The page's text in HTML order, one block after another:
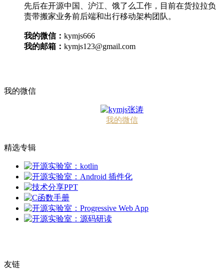
先后在开源中国、沪江、饿了么工作，目前在货拉拉负
责带搬家业务前后端和出行移动架构团队。
我的微信： kymjs666
我的邮箱： kymjs123@gmail.com
我的微信
我的微信
精选专辑
友链